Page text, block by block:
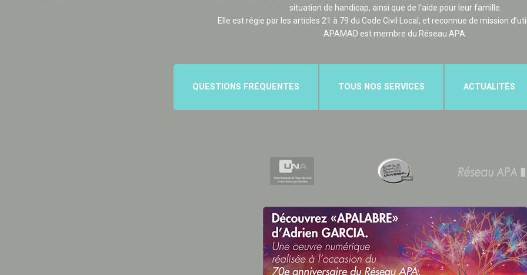
situation de handicap, ainsi que de l’aide pour leur famille.
Elle est régie par les articles 21 à 79 du Code Civil Local, et reconnue de mission
APAMAD est membre du Réseau APA.
QUESTIONS FRÉQUENTES TOUS NOS SERVICES ACTUALITÉS